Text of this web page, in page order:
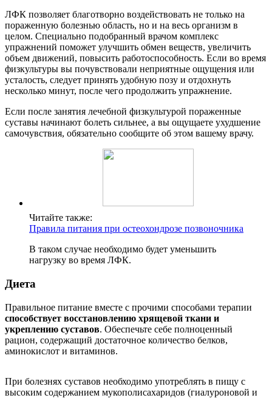
ЛФК позволяет благотворно воздействовать не только на
пораженную болезнью область, но и на весь организм в
целом. Специально подобранный врачом комплекс
упражнений поможет улучшить обмен веществ, увеличить
объем движений, повысить работоспособность. Если во время
физкультуры вы почувствовали неприятные ощущения или
усталость, следует принять удобную позу и отдохнуть
несколько минут, после чего продолжить упражнение.
Если после занятия лечебной физкультурой пораженные
суставы начинают болеть сильнее, а вы ощущаете ухудшение
самочувствия, обязательно сообщите об этом вашему врачу.
Читайте также:
Правила питания при остеохондрозе позвоночника
В таком случае необходимо будет уменьшить
нагрузку во время ЛФК.
Диета
Правильное питание вместе с прочими способами терапии
способствует восстановлению хрящевой ткани и
укреплению суставов. Обеспечьте себе полноценный
рацион, содержащий достаточное количество белков,
аминокислот и витаминов.
При болезнях суставов необходимо употреблять в пищу с
высоким содержанием мукополисахаридов (гиалуроновой и